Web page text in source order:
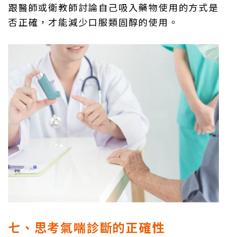
跟醫師或衛教師討論自己吸入藥物使用的方式是
否正確，才能減少口服類固醇的使用。
七、思考氣喘診斷的正確性